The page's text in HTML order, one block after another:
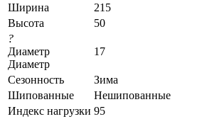
Ширина
215
Высота
50
?
Диаметр
Диаметр
17
Сезонность
Зима
Шипованные
Нешипованные
Индекс нагрузки 95